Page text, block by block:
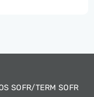
SOFR/TERM SOFR